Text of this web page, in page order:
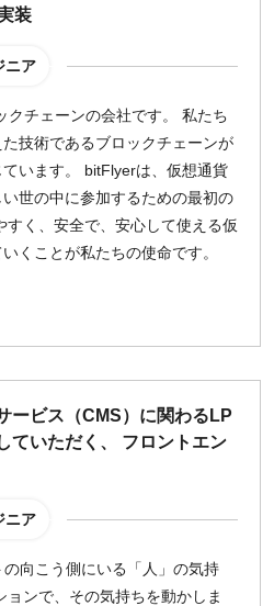
装
ニア
クチェーンの会社です。 私たち
技術であるブロックチェーンが
います。 bitFlyerは、仮想通貨
い世の中に参加するための最初の
すく、安全で、安心して使える仮
くことが私たちの使命です。
ービス（CMS）に関わるLP
ていただく、 フロントエン
ニア
の向こう側にいる「人」の気持
ンで、その気持ちを動かしま